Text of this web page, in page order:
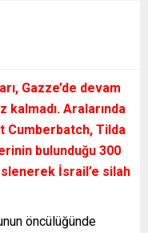
Gazze’de devam
Aralarında
Cumberbatch, Tilda
bulunduğu 300
İsrail’e silah
öncülüğünde